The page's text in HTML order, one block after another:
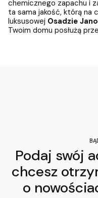
chemicznego zapachu i
ta sama jakość, którą
luksusowej Osadzie
Twoim domu posłużą
Podaj swój
chcesz
o